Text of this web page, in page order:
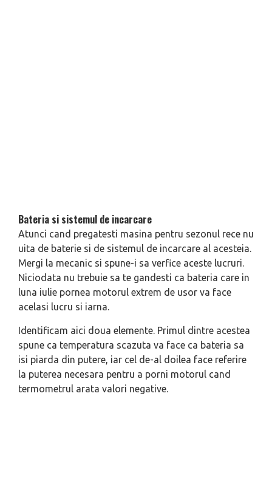
Bateria si sistemul de incarcare
Atunci cand pregatesti masina pentru sezonul rece nu
uita de baterie si de sistemul de incarcare al acesteia.
Mergi la mecanic si spune-i sa verfice aceste lucruri.
Niciodata nu trebuie sa te gandesti ca bateria care in
luna iulie pornea motorul extrem de usor va face
acelasi lucru si iarna.
Identificam aici doua elemente. Primul dintre acestea
spune ca temperatura scazuta va face ca bateria sa
isi piarda din putere, iar cel de-al doilea face referire
la puterea necesara pentru a porni motorul cand
termometrul arata valori negative.